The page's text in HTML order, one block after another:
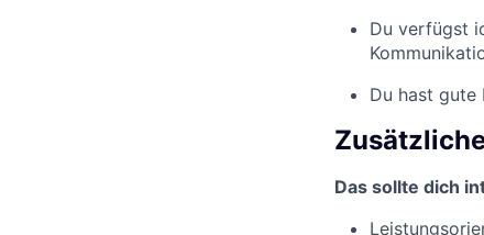
Du verfügst
Du hast gute
Das sollte dich